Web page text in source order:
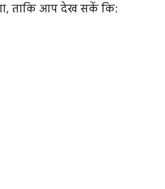
ताकि आप देख सकें कि: